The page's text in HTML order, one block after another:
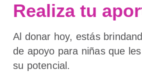
Realiza tu
Al donar hoy, estás
de apoyo para niñas que
su potencial.